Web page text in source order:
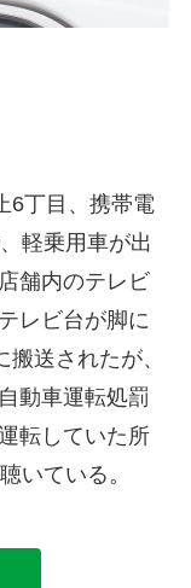
6丁目、携帯電
軽乗用車が出
舗内のテレビ
レビ台が脚に
送されたが、
動車運転処罰
転していた所
いている。